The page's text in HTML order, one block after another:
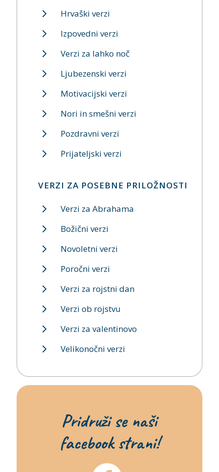
Hrvaški verzi
Izpovedni verzi
Verzi za lahko noč
Ljubezenski verzi
Motivacijski verzi
Nori in smešni verzi
Pozdravni verzi
Prijateljski verzi
VERZI ZA POSEBNE PRILOŽNOSTI
Verzi za Abrahama
Božični verzi
Novoletni verzi
Poročni verzi
Verzi za rojstni dan
Verzi ob rojstvu
Verzi za valentinovo
Velikonočni verzi
Pridruži se naši
facebook strani!